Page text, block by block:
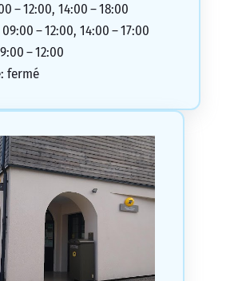
– 12:00, 14:00 – 18:00
– 12:00, 14:00 – 17:00
– 12:00
fermé